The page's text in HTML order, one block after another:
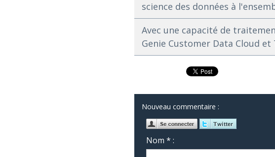
science des données à
Avec une capacité de
Genie Customer Data Cloud
Nouveau commentaire :
Nom * :